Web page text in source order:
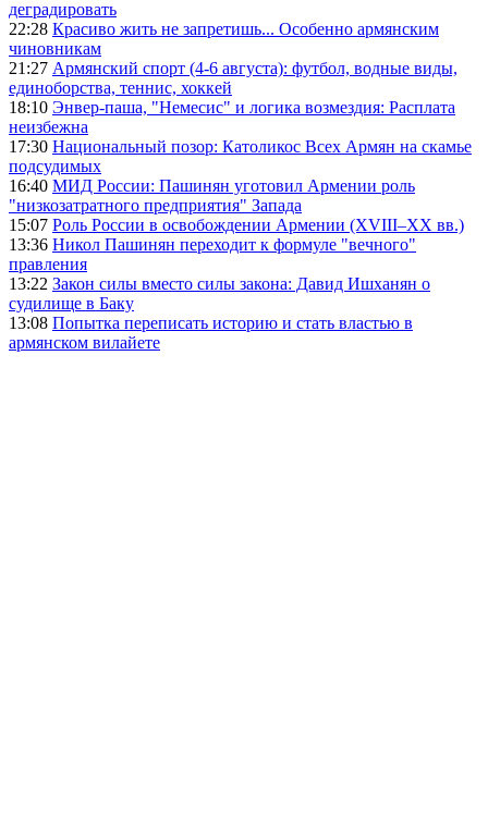
деградировать
22:28 Красиво жить не запретишь... Особенно армянским
чиновникам
21:27 Армянский спорт (4-6 августа): футбол, водные виды,
единоборства, теннис, хоккей
18:10 Энвер-паша, "Немесис" и логика возмездия: Расплата
неизбежна
17:30 Национальный позор: Католикос Всех Армян на скамье
подсудимых
16:40 МИД России: Пашинян уготовил Армении роль
"низкозатратного предприятия" Запада
15:07 Роль России в освобождении Армении (XVIII–XX вв.)
13:36 Никол Пашинян переходит к формуле "вечного"
правления
13:22 Закон силы вместо силы закона: Давид Ишханян о
судилище в Баку
13:08 Попытка переписать историю и стать властью в
армянском вилайете